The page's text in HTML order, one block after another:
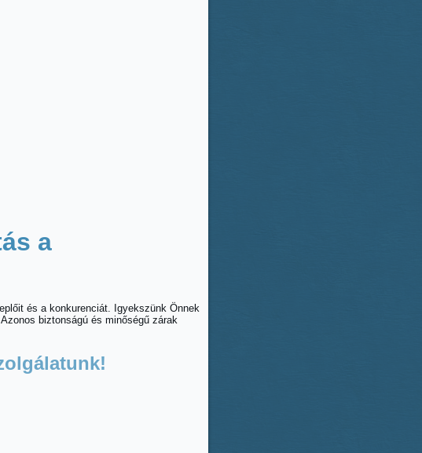
a
és a konkurenciát. Igyekszünk Önnek
biztonságú és minőségű zárak